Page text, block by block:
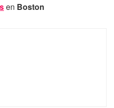
en Boston